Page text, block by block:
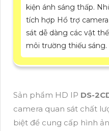
kiện ánh sáng thấp.
tích hợp Hổ trợ
sát dễ dàng các vật
môi trường thiếu sáng.
Sản phẩm HD IP DS-
camera quan sát chất
biệt để cung cấp hình